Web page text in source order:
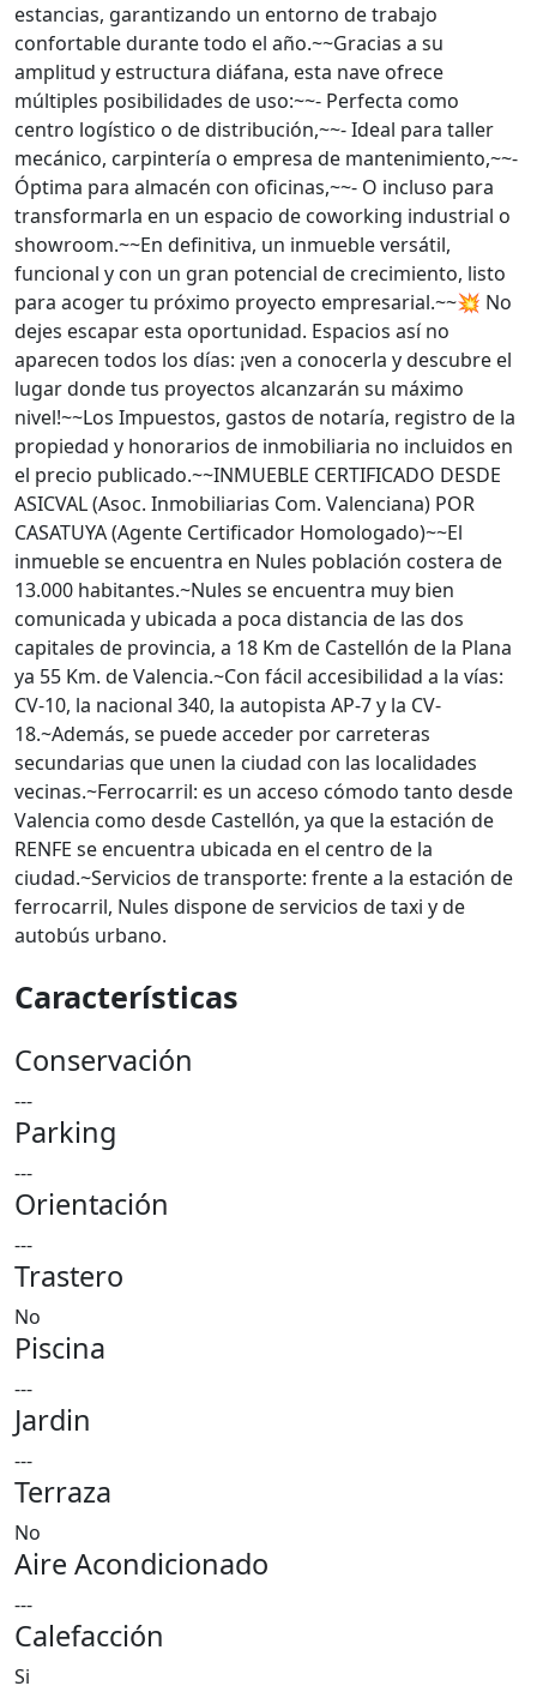
estancias, garantizando un entorno de trabajo
confortable durante todo el año.~~Gracias a su
amplitud y estructura diáfana, esta nave ofrece
múltiples posibilidades de uso:~~- Perfecta como
centro logístico o de distribución,~~- Ideal para taller
mecánico, carpintería o empresa de mantenimiento,~~-
Óptima para almacén con oficinas,~~- O incluso para
transformarla en un espacio de coworking industrial o
showroom.~~En definitiva, un inmueble versátil,
funcional y con un gran potencial de crecimiento, listo
para acoger tu próximo proyecto empresarial.~~💥 No
dejes escapar esta oportunidad. Espacios así no
aparecen todos los días: ¡ven a conocerla y descubre el
lugar donde tus proyectos alcanzarán su máximo
nivel!~~Los Impuestos, gastos de notaría, registro de la
propiedad y honorarios de inmobiliaria no incluidos en
el precio publicado.~~INMUEBLE CERTIFICADO DESDE
ASICVAL (Asoc. Inmobiliarias Com. Valenciana) POR
CASATUYA (Agente Certificador Homologado)~~El
inmueble se encuentra en Nules población costera de
13.000 habitantes.~Nules se encuentra muy bien
comunicada y ubicada a poca distancia de las dos
capitales de provincia, a 18 Km de Castellón de la Plana
ya 55 Km. de Valencia.~Con fácil accesibilidad a la vías:
CV-10, la nacional 340, la autopista AP-7 y la CV-
18.~Además, se puede acceder por carreteras
secundarias que unen la ciudad con las localidades
vecinas.~Ferrocarril: es un acceso cómodo tanto desde
Valencia como desde Castellón, ya que la estación de
RENFE se encuentra ubicada en el centro de la
ciudad.~Servicios de transporte: frente a la estación de
ferrocarril, Nules dispone de servicios de taxi y de
autobús urbano.
Características
Conservación
---
Parking
---
Orientación
---
Trastero
No
Piscina
---
Jardin
---
Terraza
No
Aire Acondicionado
---
Calefacción
Si